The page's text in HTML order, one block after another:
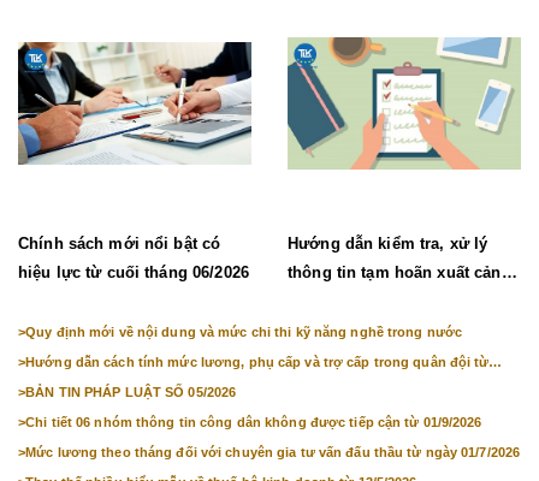
Chính sách mới nổi bật có
hiệu lực từ cuối tháng 06/2026
Hướng dẫn kiểm tra, xử lý
thông tin tạm hoãn xuất cảnh,
>Quy định mới về nội dung và mức chi thi kỹ năng nghề trong nước
>Hướng dẫn cách tính mức lương, phụ cấp và trợ cấp trong quân đội từ
>BẢN TIN PHÁP LUẬT SỐ 05/2026
>Chi tiết 06 nhóm thông tin công dân không được tiếp cận từ 01/9/2026
>Mức lương theo tháng đối với chuyên gia tư vấn đấu thầu từ ngày 01/7/2026